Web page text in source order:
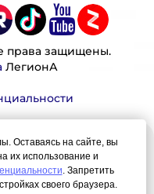
права защищены.
ЛегионА
продаем вещи,
Оставаясь на сайте, вы
их использование и
. Запретить
своего браузера.